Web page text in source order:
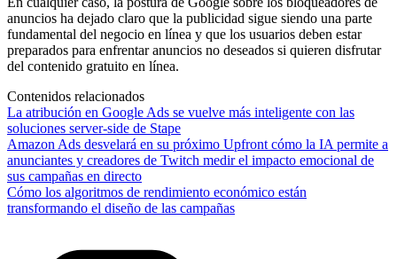
anuncios ha dejado claro que la publicidad sigue siendo una parte
fundamental del negocio en línea y que los usuarios deben estar
preparados para enfrentar anuncios no deseados si quieren disfrutar
del contenido gratuito en línea.
Contenidos relacionados
La atribución en Google Ads se vuelve más inteligente con las
soluciones server-side de Stape
Amazon Ads desvelará en su próximo Upfront cómo la IA permite a
anunciantes y creadores de Twitch medir el impacto emocional de
sus campañas en directo
Cómo los algoritmos de rendimiento económico están
transformando el diseño de las campañas